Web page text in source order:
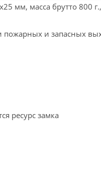
мм, масса брутто 800
пожарных и запасных
ресурс замка